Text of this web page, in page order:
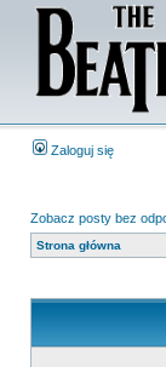
Zaloguj się
Zobacz posty bez
Strona główna